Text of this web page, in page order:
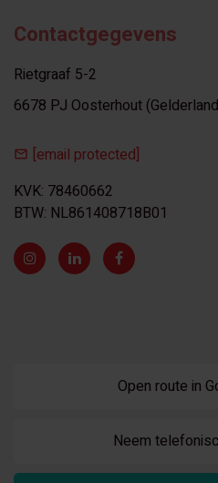
Contactgegevens
Rietgraaf 5-2
6678 PJ Oosterhout
[email protected]
KVK: 78460662
BTW: NL861408718B01
Open route in
Neem